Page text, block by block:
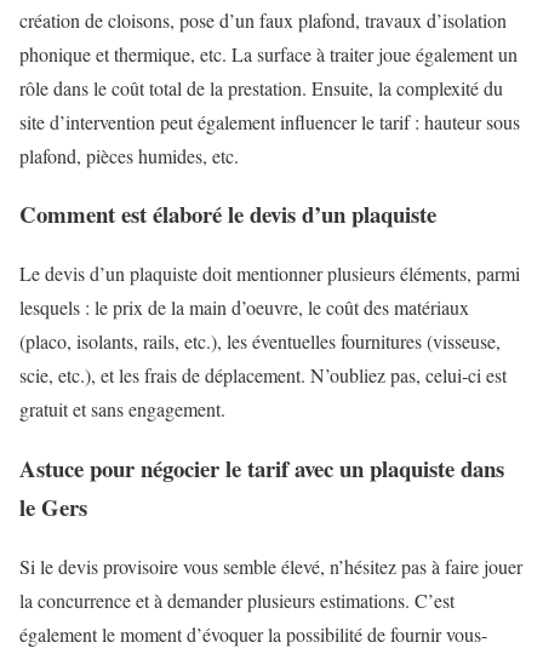
création de cloisons, pose d’un faux plafond, travaux d’isolation
phonique et thermique, etc. La surface à traiter joue également un
rôle dans le coût total de la prestation. Ensuite, la complexité du
site d’intervention peut également influencer le tarif : hauteur sous
plafond, pièces humides, etc.
Comment est élaboré le devis d’un plaquiste
Le devis d’un plaquiste doit mentionner plusieurs éléments, parmi
lesquels : le prix de la main d’oeuvre, le coût des matériaux
(placo, isolants, rails, etc.), les éventuelles fournitures (visseuse,
scie, etc.), et les frais de déplacement. N’oubliez pas, celui-ci est
gratuit et sans engagement.
Astuce pour négocier le tarif avec un plaquiste dans
le Gers
Si le devis provisoire vous semble élevé, n’hésitez pas à faire jouer
la concurrence et à demander plusieurs estimations. C’est
également le moment d’évoquer la possibilité de fournir vous-